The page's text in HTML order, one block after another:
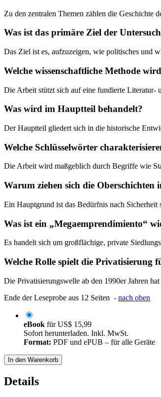
Zu den zentralen Themen zählen die Geschichte
Was ist das primäre Ziel der
Das Ziel ist es, aufzuzeigen, wie politisches und
Welche wissenschaftliche Methode
Die Arbeit stützt sich auf eine fundierte Literatur-
Was wird im Hauptteil behandelt?
Der Hauptteil gliedert sich in die historische
Welche Schlüsselwörter
Die Arbeit wird maßgeblich durch Begriffe wie
Warum ziehen sich die
Ein Hauptgrund ist das Bedürfnis nach
Was ist ein „Megaemprendimiento“
Es handelt sich um großflächige, private
Welche Rolle spielt die Privatisierung
Die Privatisierungswelle ab den 1990er Jahren
Ende der Leseprobe aus 12 Seiten - nach oben
eBook fürUS$ 15,99
Sofort herunterladen. Inkl. MwSt.
Format: PDF und ePUB – für alle Geräte
In den Warenkorb
Details